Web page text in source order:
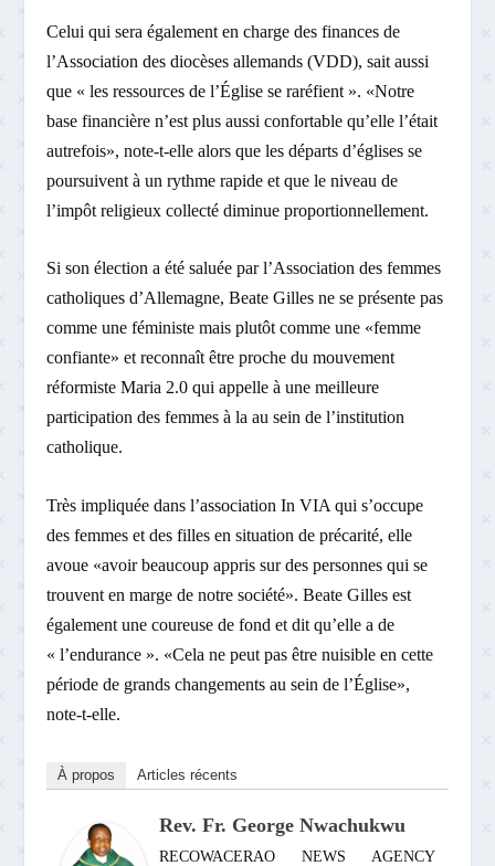
Celui qui sera également en charge des finances de
l’Association des diocèses allemands (VDD), sait aussi
que « les ressources de l’Église se raréfient ». «Notre
base financière n’est plus aussi confortable qu’elle l’était
autrefois», note-t-elle alors que les départs d’églises se
poursuivent à un rythme rapide et que le niveau de
l’impôt religieux collecté diminue proportionnellement.
Si son élection a été saluée par l’Association des femmes
catholiques d’Allemagne, Beate Gilles ne se présente pas
comme une féministe mais plutôt comme une «femme
confiante» et reconnaît être proche du mouvement
réformiste Maria 2.0 qui appelle à une meilleure
participation des femmes à la au sein de l’institution
catholique.
Très impliquée dans l’association In VIA qui s’occupe
des femmes et des filles en situation de précarité, elle
avoue «avoir beaucoup appris sur des personnes qui se
trouvent en marge de notre société». Beate Gilles est
également une coureuse de fond et dit qu’elle a de
« l’endurance ». «Cela ne peut pas être nuisible en cette
période de grands changements au sein de l’Église»,
note-t-elle.
À propos Articles récents
Rev. Fr. George Nwachukwu
RECOWACERAO NEWS AGENCY